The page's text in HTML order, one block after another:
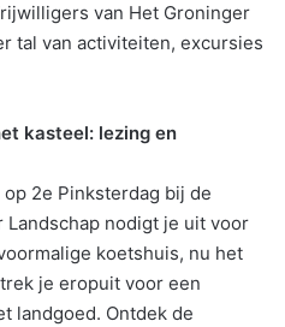
van Het Groninger
tal van activiteiten, excursies
kasteel: lezing en
2e Pinksterdag bij de
Landschap nodigt je uit voor
koetshuis, nu het
je eropuit voor een
landgoed. Ontdek de